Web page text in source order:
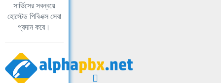
সার্ভিসের সবন্বয়ে
হোস্টেড পিবিএক্স সেবা
প্রদান করে।